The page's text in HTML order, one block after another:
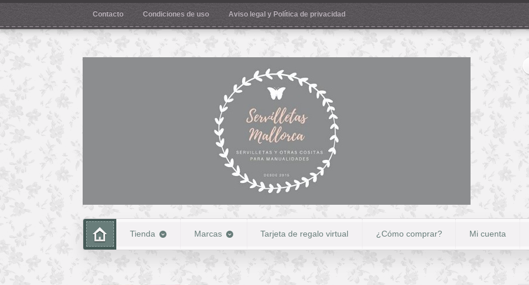
Contacto Condiciones de uso Aviso legal y Política de privacidad
Tienda Marcas Tarjeta de regalo virtual ¿Cómo comprar? Mi cuenta